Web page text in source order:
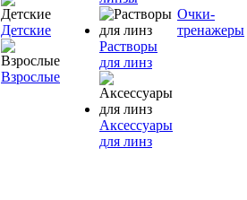
Детские
Взрослые
Растворы
для линз
Аксессуары
для линз
Очки-
тренажеры